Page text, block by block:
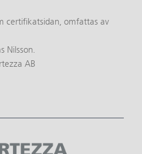
certifikatsidan, omfattas av
Nilsson.
AB